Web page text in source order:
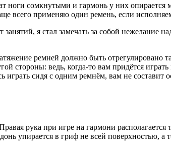
ноги сомкнутыми и гармонь у них опирается
всего применяю один ремень, если
занятий, я стал замечать за собой нежелание
ремней должно быть отрегулировано
стороны: ведь, когда-то вам придётся
играть сидя с одним ремнём, вам не составит
рука при игре на гармони
упирается в гриф не всей поверхностью, а